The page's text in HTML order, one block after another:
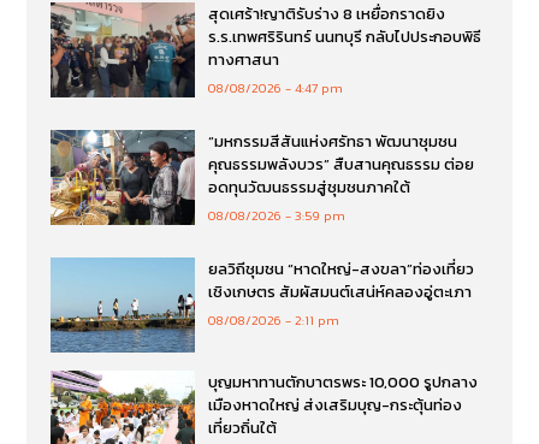
สุดเศร้า!ญาติรับร่าง 8 เหยื่อกราดยิง
ร.ร.เทพศริรินทร์ นนทบุรี กลับไปประกอบพิธี
ทางศาสนา
08/08/2026 4:47 pm
“มหกรรมสีสันแห่งศรัทธา พัฒนาชุมชน
คุณธรรมพลังบวร” สืบสานคุณธรรม ต่อย
อดทุนวัฒนธรรมสู่ชุมชนภาคใต้
08/08/2026 3:59 pm
ยลวิถีชุมชน “หาดใหญ่-สงขลา”ท่องเที่ยว
เชิงเกษตร สัมผัสมนต์เสน่ห์คลองอู่ตะเภา
08/08/2026 2:11 pm
บุญมหาทานตักบาตรพระ 10,000 รูปกลาง
เมืองหาดใหญ่ ส่งเสริมบุญ-กระตุ้นท่อง
เที่ยวถิ่นใต้